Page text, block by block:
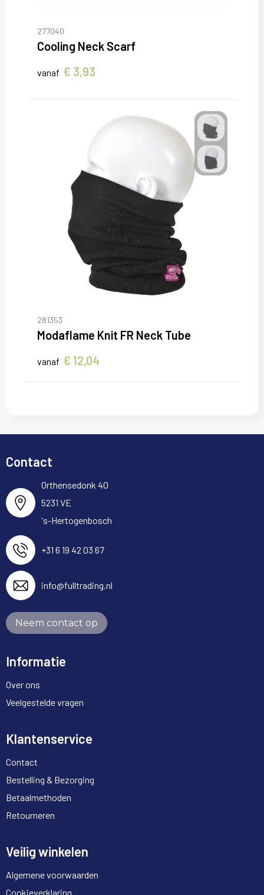
277040
Cooling Neck Scarf
vanaf € 3,93
281353
Modaflame Knit FR Neck Tube
vanaf € 12,04
Contact
Orthensedonk 40
5231 VE
's-Hertogenbosch
+31 6 19 42 03 67
info@fulltrading.nl
Neem contact op
Informatie
Over ons
Veelgestelde vragen
Klantenservice
Contact
Bestelling & Bezorging
Betaalmethoden
Retourneren
Veilig winkelen
Algemene voorwaarden
Cookieverklaring